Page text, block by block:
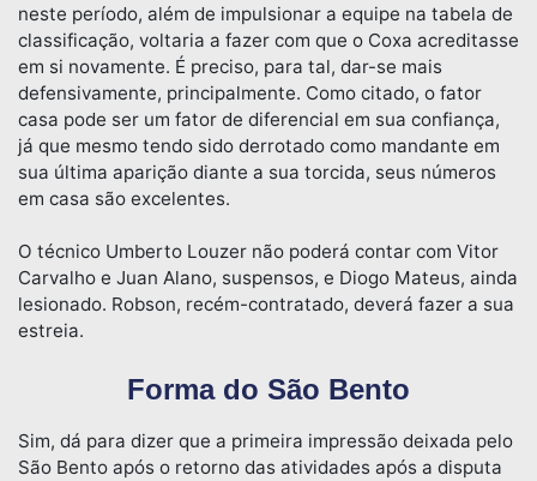
neste período, além de impulsionar a equipe na tabela de
classificação, voltaria a fazer com que o Coxa acreditasse
em si novamente. É preciso, para tal, dar-se mais
defensivamente, principalmente. Como citado, o fator
casa pode ser um fator de diferencial em sua confiança,
já que mesmo tendo sido derrotado como mandante em
sua última aparição diante a sua torcida, seus números
em casa são excelentes.
O técnico Umberto Louzer não poderá contar com Vitor
Carvalho e Juan Alano, suspensos, e Diogo Mateus, ainda
lesionado. Robson, recém-contratado, deverá fazer a sua
estreia.
Forma do São Bento
Sim, dá para dizer que a primeira impressão deixada pelo
São Bento após o retorno das atividades após a disputa